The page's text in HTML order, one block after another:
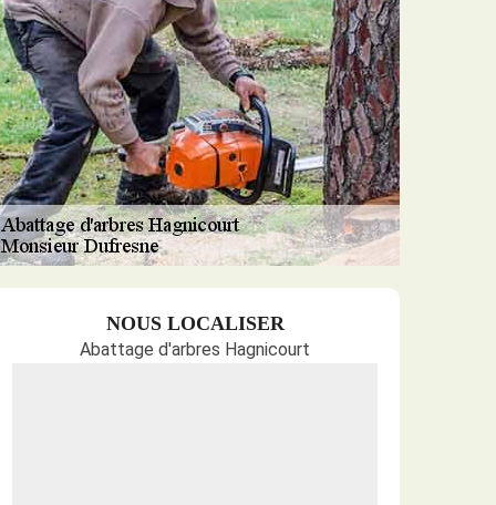
NOUS LOCALISER
Abattage d'arbres Hagnicourt